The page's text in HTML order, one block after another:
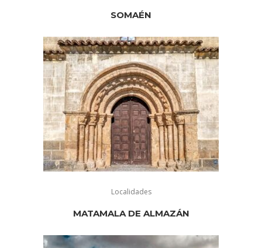
SOMAÉN
Localidades
MATAMALA DE ALMAZÁN